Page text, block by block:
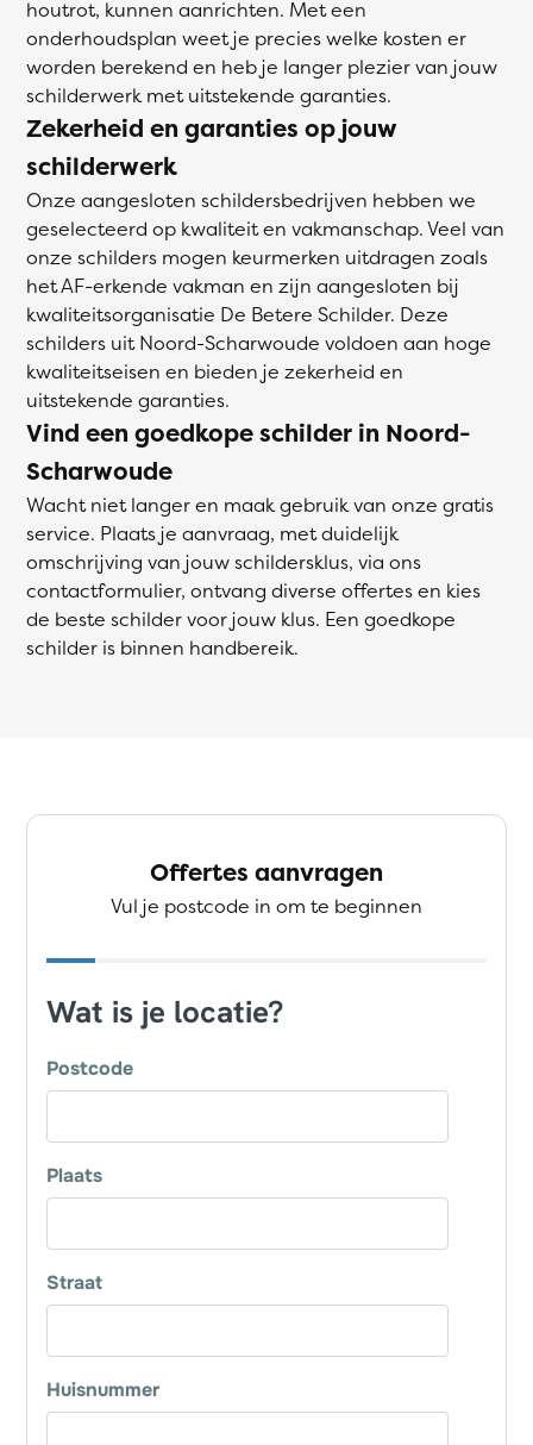
houtrot, kunnen aanrichten. Met een
onderhoudsplan weet je precies welke kosten er
worden berekend en heb je langer plezier van jouw
schilderwerk met uitstekende garanties.
Zekerheid en garanties op jouw
schilderwerk
Onze aangesloten schildersbedrijven hebben we
geselecteerd op kwaliteit en vakmanschap. Veel van
onze schilders mogen keurmerken uitdragen zoals
het AF-erkende vakman en zijn aangesloten bij
kwaliteitsorganisatie De Betere Schilder. Deze
schilders uit Noord-Scharwoude voldoen aan hoge
kwaliteitseisen en bieden je zekerheid en
uitstekende garanties.
Vind een goedkope schilder in Noord-
Scharwoude
Wacht niet langer en maak gebruik van onze gratis
service. Plaats je aanvraag, met duidelijk
omschrijving van jouw schildersklus, via ons
contactformulier, ontvang diverse offertes en kies
de beste schilder voor jouw klus. Een goedkope
schilder is binnen handbereik.
Offertes aanvragen
Vul je postcode in om te beginnen